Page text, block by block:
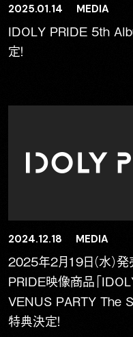
2025.01.14 MEDIA
IDOLY PRIDE 5th
定！
2024.12.18 MEDIA
2025年2月19日（水）
PRIDE映像商品「
VENUS PARTY The
特典決定！